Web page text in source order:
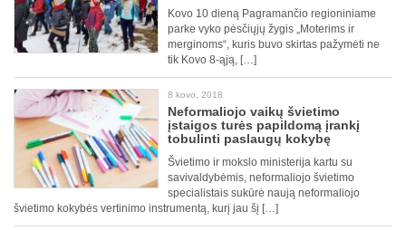
Kovo 10 dieną Pagramančio regioniniame
parke vyko pėsčiųjų žygis „Moterims ir
merginoms“, kuris buvo skirtas pažymėti ne
tik Kovo 8-ąją, […]
8 kovo, 2018
Neformaliojo vaikų švietimo
įstaigos turės papildomą įrankį
tobulinti paslaugų kokybę
Švietimo ir mokslo ministerija kartu su
savivaldybėmis, neformaliojo švietimo
specialistais sukūrė naują neformaliojo
švietimo kokybės vertinimo instrumentą, kurį jau šį […]